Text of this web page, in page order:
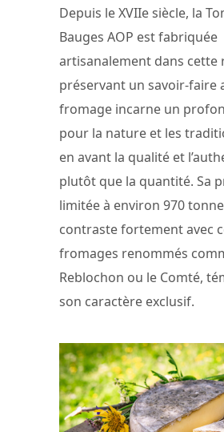
Depuis le XVIIe siècle, la
Bauges AOP est fabriquée
artisanalement dans cette
préservant un savoir-faire
fromage incarne un
pour la nature et les
en avant la qualité et
plutôt que la quantité. Sa
limitée à environ 970
contraste fortement avec
fromages renommés
Reblochon ou le Comté,
son caractère exclusif.